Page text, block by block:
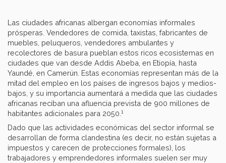
Las ciudades africanas albergan economías informales
prósperas. Vendedores de comida, taxistas, fabricantes de
muebles, peluqueros, vendedores ambulantes y
recolectores de basura pueblan estos ricos ecosistemas en
ciudades que van desde Addis Abeba, en Etiopía, hasta
Yaundé, en Camerún. Estas economías representan más de la
mitad del empleo en los países de ingresos bajos y medios-
bajos, y su importancia aumentará a medida que las ciudades
africanas reciban una afluencia prevista de 900 millones de
habitantes adicionales para 2050. 1
Dado que las actividades económicas del sector informal se
desarrollan de forma clandestina (es decir, no están sujetas a
impuestos y carecen de protecciones formales), los
trabajadores y emprendedores informales suelen ser muy